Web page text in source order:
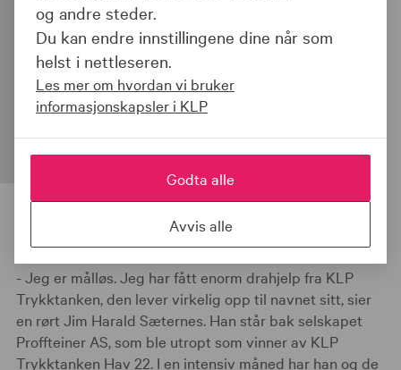
En skulderskade tente ideen om en ny
type krabbeteine. Nå planlegger
gründeren å selge 2000 nyutviklede
teiner allerede til neste år.
- Jeg er målløs. Jeg har fått enorm drahjelp fra KLP
Trykktanken, den lever virkelig opp til navnet sitt, sier
en rørt Jim Harald Sæternes. Han står bak selskapet
Proffteiner AS, som ble utropt som vinner av KLP
Trykktanken Hav 22. I en intensiv måned har han og de
og andre steder.
Du kan endre innstillingene dine når som
helst i nettleseren.
Les mer om hvordan vi bruker
informasjonskapsler i KLP
Godta alle
Avvis alle